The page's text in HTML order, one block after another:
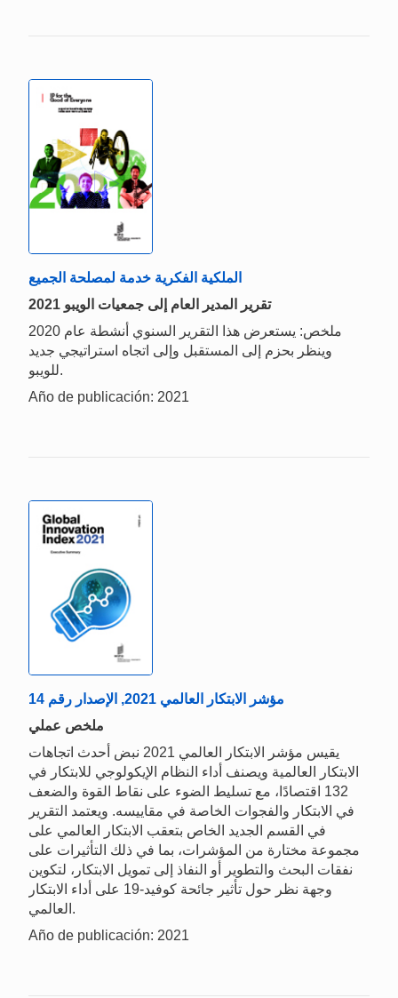
الملكية الفكرية خدمة لمصلحة الجميع
تقرير المدير العام إلى جمعيات الويبو 2021
ملخص: يستعرض هذا التقرير السنوي أنشطة عام 2020
وينظر بحزم إلى المستقبل وإلى اتجاه استراتيجي جديد
للويبو.
Año de publicación: 2021
مؤشر الابتكار العالمي 2021, الإصدار رقم 14
ملخص عملي
يقيس مؤشر الابتكار العالمي 2021 نبض أحدث اتجاهات
الابتكار العالمية ويصنف أداء النظام الإيكولوجي للابتكار في
132 اقتصادًا، مع تسليط الضوء على نقاط القوة والضعف
في الابتكار والفجوات الخاصة في مقاييسه. ويعتمد التقرير
في القسم الجديد الخاص بتعقب الابتكار العالمي على
مجموعة مختارة من المؤشرات، بما في ذلك التأثيرات على
نفقات البحث والتطوير أو النفاذ إلى تمويل الابتكار، لتكوين
وجهة نظر حول تأثير جائحة كوفيد-19 على أداء الابتكار
العالمي.
Año de publicación: 2021